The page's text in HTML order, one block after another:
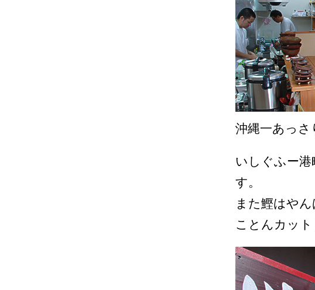
沖縄一あっさ
いしぐふー港
す。
また鰹はや
ことんカッ